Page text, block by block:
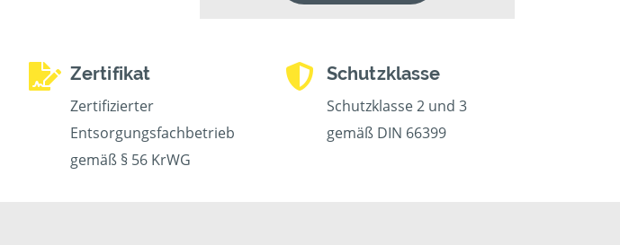
Zertifikat
Zertifizierter
Entsorgungsfachbetrieb
gemäß § 56 KrWG
Schutzklasse
Schutzklasse 2 und 3
gemäß DIN 66399